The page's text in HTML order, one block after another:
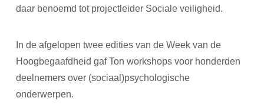
daar benoemd tot projectleider Sociale veiligheid.
In de afgelopen twee edities van de Week van de
Hoogbegaafdheid gaf Ton workshops voor honderden
deelnemers over (sociaal)psychologische
onderwerpen.